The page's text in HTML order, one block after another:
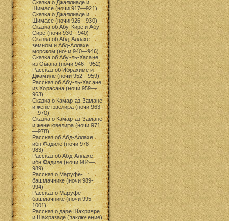
Сказка о Джаллиаде и
Шимасе (ночи 917—921)
Сказка о Джаллиаде и
Шимасе (ночи 926—930)
Сказка об Абу-Кире и Абу-
Сире (ночи 930—940)
Сказка об Абд-Аллахе
земном и Абд-Аллахе
морском (ночи 940—946)
Сказка об Абу-ль-Хасане
из Омана (ночи 946—952)
Рассказ об Ибрахиме и
Джамиле (ночи 952—959)
Рассказ об Абу-ль-Хасане
из Хорасана (ночи 959—
963)
Сказка о Камар-аз-Замане
и жене ювелира (ночи 963
—970)
Сказка о Камар-аз-Замане
и жене ювелира (ночи 971
—978)
Рассказ об Абд-Аллахе
ибн Фадиле (ночи 978—
983)
Рассказ об Абд-Аллахе
ибн Фадиле (ночи 984—
989)
Рассказ о Маруфе-
башмачнике (ночи 989-
994)
Рассказ о Маруфе-
башмачнике (ночи 995-
1001)
Рассказ о даре Шахрияре
и Шахразаде (заключение)